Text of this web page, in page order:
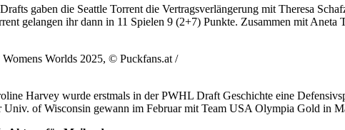
gaben die Seattle Torrent die Vertragsverlängerung mit Theresa
gelangen ihr dann in 11 Spielen 9 (2+7) Punkte. Zusammen mit
Worlds 2025, © Puckfans.at /
Harvey wurde erstmals in der PWHL Draft Geschichte eine
of Wisconsin gewann im Februar mit Team USA Olympia Gold in